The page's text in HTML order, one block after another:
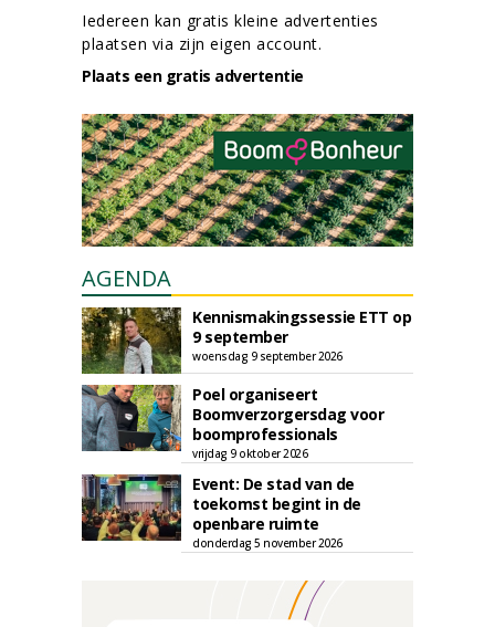
Iedereen kan gratis kleine advertenties
plaatsen via zijn eigen account.
Plaats een gratis advertentie
AGENDA
Kennismakingssessie ETT op
9 september
woensdag 9 september 2026
Poel organiseert
Boomverzorgersdag voor
boomprofessionals
vrijdag 9 oktober 2026
Event: De stad van de
toekomst begint in de
openbare ruimte
donderdag 5 november 2026